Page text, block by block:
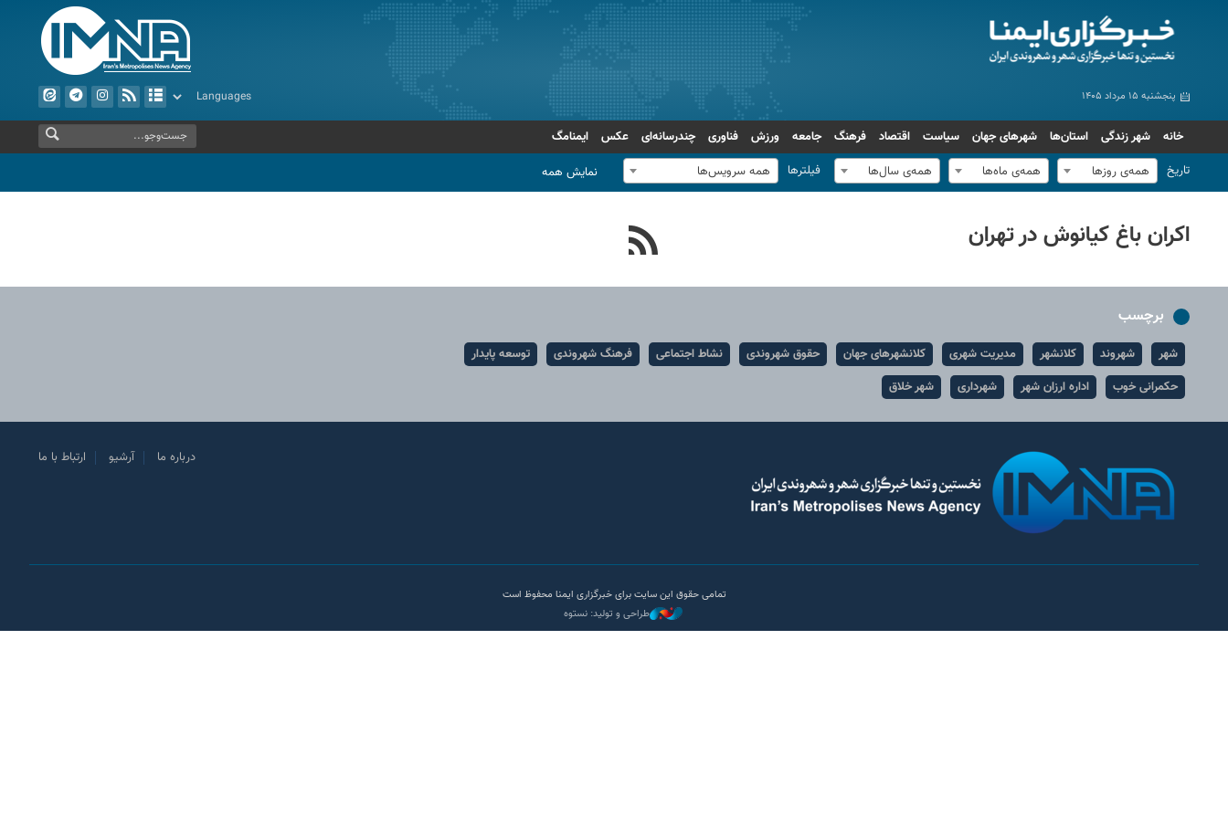
پنجشنبه ۱۵ مرداد ۱۴۰۵
خانه شهر زندگی استان‌ها شهرهای جهان سیاست اقتصاد فرهنگ جامعه ورزش فناوری چندرسانه‌ای عکس
ایمنامگ
تاریخ
همه‌ی روزها همه‌ی ماه‌ها همه‌ی سال‌ها فیلترها همه سرویس‌ها نمایش همه
اکران باغ کیانوش در تهران
برچسب
شهر شهروند کلانشهر مدیریت شهری کلانشهرهای جهان حقوق شهروندی نشاط اجتماعی فرهنگ شهروندی
توسعه پایدار
حکمرانی خوب
اداره ارزان شهر شهرداری شهر خلاق
درباره ما آرشیو ارتباط با ما
تمامی حقوق این سایت برای خبرگزاری ایمنا محفوظ است
طراحی و تولید: نستوه